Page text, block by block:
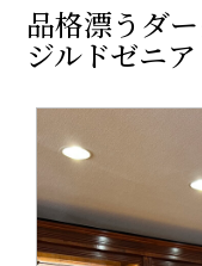
品格漂うダ
ジルドゼニ